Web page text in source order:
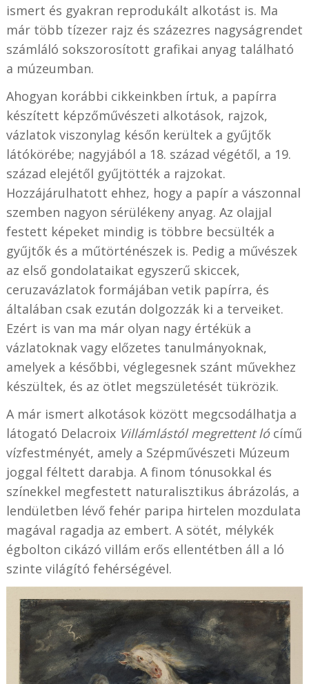
ismert és gyakran reprodukált alkotást is. Ma
már több tízezer rajz és százezres nagyságrendet
számláló sokszorosított grafikai anyag található
a múzeumban.
Ahogyan korábbi cikkeinkben írtuk, a papírra
készített képzőművészeti alkotások, rajzok,
vázlatok viszonylag későn kerültek a gyűjtők
látókörébe; nagyjából a 18. század végétől, a 19.
század elejétől gyűjtötték a rajzokat.
Hozzájárulhatott ehhez, hogy a papír a vászonnal
szemben nagyon sérülékeny anyag. Az olajjal
festett képeket mindig is többre becsülték a
gyűjtők és a műtörténészek is. Pedig a művészek
az első gondolataikat egyszerű skiccek,
ceruzavázlatok formájában vetik papírra, és
általában csak ezután dolgozzák ki a terveiket.
Ezért is van ma már olyan nagy értékük a
vázlatoknak vagy előzetes tanulmányoknak,
amelyek a későbbi, véglegesnek szánt művekhez
készültek, és az ötlet megszületését tükrözik.
A már ismert alkotások között megcsodálhatja a
látogató Delacroix Villámlástól megrettent ló című
vízfestményét, amely a Szépművészeti Múzeum
joggal féltett darabja. A finom tónusokkal és
színekkel megfestett naturalisztikus ábrázolás, a
lendületben lévő fehér paripa hirtelen mozdulata
magával ragadja az embert. A sötét, mélykék
égbolton cikázó villám erős ellentétben áll a ló
szinte világító fehérségével.